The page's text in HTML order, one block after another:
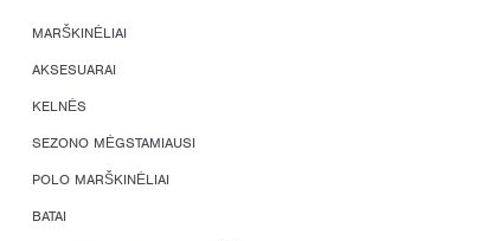
MARŠKINĖLIAI
AKSESUARAI
KELNĖS
SEZONO MĖGSTAMIAUSI
POLO MARŠKINĖLIAI
BATAI